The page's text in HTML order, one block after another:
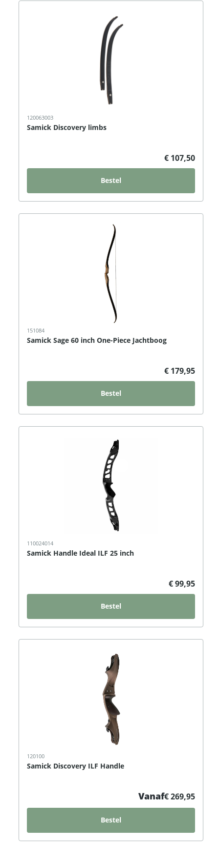
120063003
Samick Discovery limbs
€ 107,50
Bestel
151084
Samick Sage 60 inch One-Piece Jachtboog
€ 179,95
Bestel
110024014
Samick Handle Ideal ILF 25 inch
€ 99,95
Bestel
120100
Samick Discovery ILF Handle
Vanaf€ 269,95
Bestel